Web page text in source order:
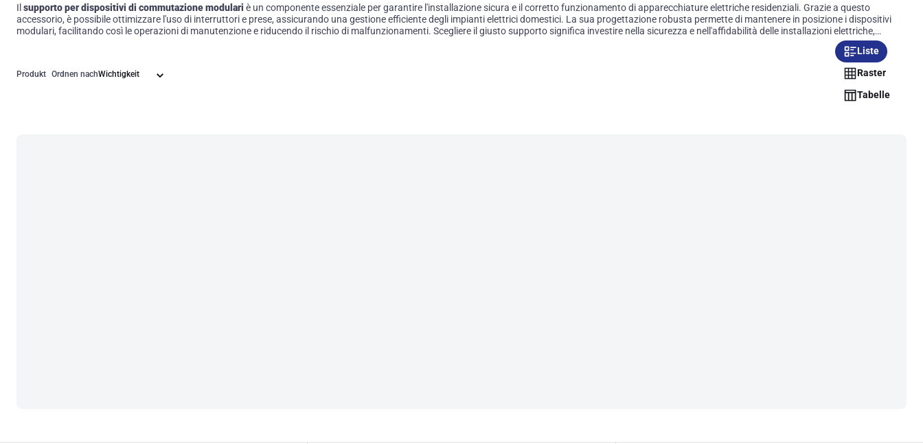
Il supporto per dispositivi di commutazione modulari è un componente essenziale per garantire l'installazione sicura e il corretto funzionamento di apparecchiature elettriche residenziali. Grazie a questo
accessorio, è possibile ottimizzare l'uso di interruttori e prese, assicurando una gestione efficiente degli impianti elettrici domestici. La sua progettazione robusta permette di mantenere in posizione i dispositivi
modulari, facilitando così le operazioni di manutenzione e riducendo il rischio di malfunzionamenti. Scegliere il giusto supporto significa investire nella sicurezza e nell'affidabilità delle installazioni elettriche,
Produkt Ordnen nach
Liste
Raster
Tabelle